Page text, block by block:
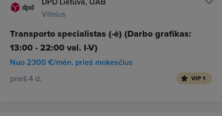
Vilnius
Transporto specialistas (-ė) (Darbo grafikas:
13:00 - 22:00 val. I-V)
Nuo 2300 €/mėn. prieš mokesčius
prieš 4 d. VIP 1